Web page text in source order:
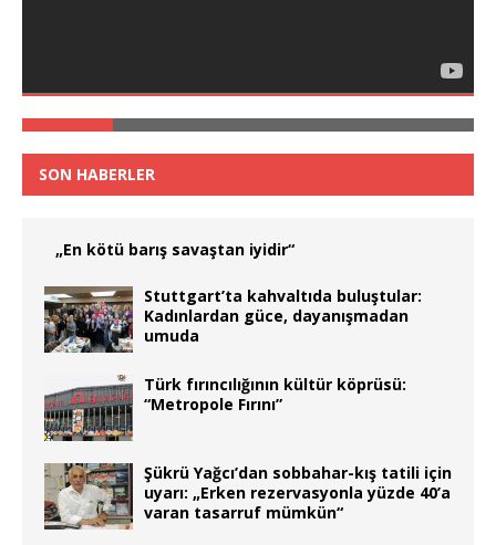
SON HABERLER
„En kötü barış savaştan iyidir“
Stuttgart’ta kahvaltıda buluştular:
Kadınlardan güce, dayanışmadan
umuda
Türk fırıncılığının kültür köprüsü:
“Metropole Fırını”
Şükrü Yağcı’dan sobbahar-kış tatili için
uyarı: „Erken rezervasyonla yüzde 40’a
varan tasarruf mümkün“